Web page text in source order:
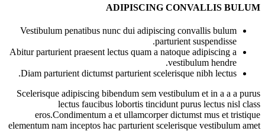
ADIPISCING CONVALLIS BULUM
Vestibulum penatibus nunc dui adipiscing convallis bulum
parturient suspendisse.
Abitur parturient praesent lectus quam a natoque adipiscing a
vestibulum hendre.
Diam parturient dictumst parturient scelerisque nibh lectus.
Scelerisque adipiscing bibendum sem vestibulum et in a a a purus
lectus faucibus lobortis tincidunt purus lectus nisl class
eros.Condimentum a et ullamcorper dictumst mus et tristique
elementum nam inceptos hac parturient scelerisque vestibulum amet